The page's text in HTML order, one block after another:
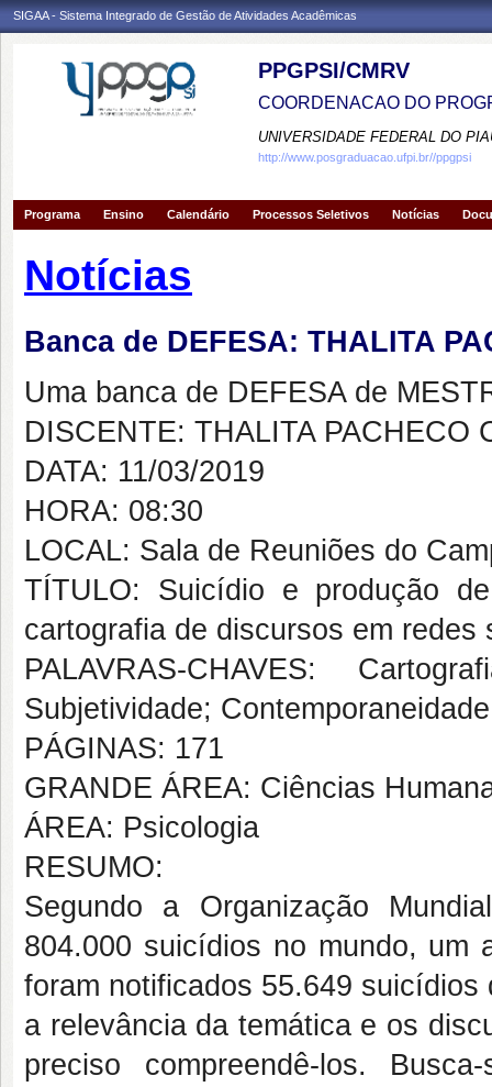
SIGAA - Sistema Integrado de Gestão de Atividades Acadêmicas
PPGPSI/CMRV
COORDENACAO DO
UNIVERSIDADE FEDERAL DO
http://www.posgraduacao.ufpi.br//ppgpsi
Programa Ensino Calendário Processos Seletivos Notícias
Notícias
Banca de DEFESA: THALITA
Uma banca de DEFESA de
DISCENTE: THALITA PACHECO
DATA: 11/03/2019
HORA: 08:30
LOCAL: Sala de Reuniões do
TÍTULO: Suicídio e produção
cartografia de discursos em redes
PALAVRAS-CHAVES:
Subjetividade;
PÁGINAS: 171
GRANDE ÁREA: Ciências
ÁREA: Psicologia
RESUMO:
Segundo a Organização
804.000 suicídios no mundo, um
foram notificados 55.649
a relevância da temática e os
preciso compreendê-los.